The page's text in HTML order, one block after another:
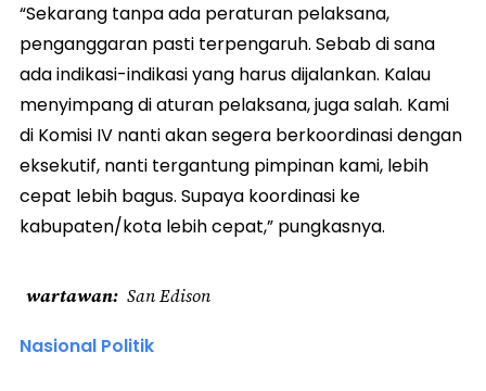
“Sekarang tanpa ada peraturan pelaksana,
penganggaran pasti terpengaruh. Sebab di sana
ada indikasi-indikasi yang harus dijalankan. Kalau
menyimpang di aturan pelaksana, juga salah. Kami
di Komisi IV nanti akan segera berkoordinasi dengan
eksekutif, nanti tergantung pimpinan kami, lebih
cepat lebih bagus. Supaya koordinasi ke
kabupaten/kota lebih cepat,” pungkasnya.
wartawan San Edison
Nasional Politik